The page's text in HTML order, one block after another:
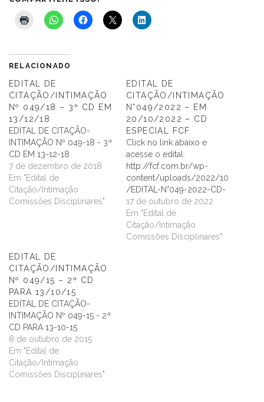
RELACIONADO
EDITAL DE
CITAÇÃO/INTIMAÇÃO
Nº 049/18 – 3ª CD EM
13/12/18
EDITAL DE CITAÇÃO-
INTIMAÇÃO Nº 049-18 - 3ª
CD EM 13-12-18
7 de dezembro de 2018
Em "Edital de
Citação/Intimação
Comissões Disciplinares"
EDITAL DE
CITAÇÃO/INTIMAÇÃO
N°049/2022 – EM
20/10/2022 – CD
ESPECIAL FCF
Click no link abaixo e
acesse o edital.
http://fcf.com.br/wp-
content/uploads/2022/10
/EDITAL-N°049-2022-CD-
ESPECIAL.pdf
17 de outubro de 2022
Em "Edital de
Citação/Intimação
Comissões Disciplinares"
EDITAL DE
CITAÇÃO/INTIMAÇÃO
Nº 049/15 – 2ª CD
PARA 13/10/15
EDITAL DE CITAÇÃO-
INTIMAÇÃO Nº 049-15 - 2ª
CD PARA 13-10-15
8 de outubro de 2015
Em "Edital de
Citação/Intimação
Comissões Disciplinares"